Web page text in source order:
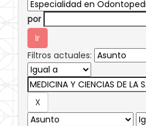
por
Filtros actuales: